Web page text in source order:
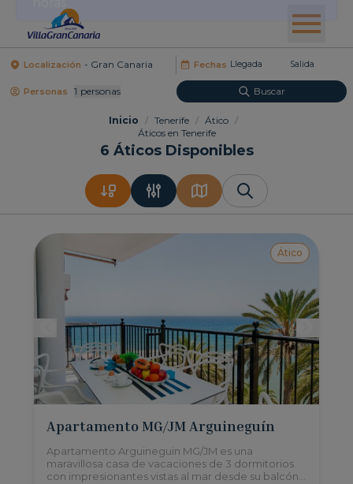
Localización Fechas
Personas 1 Personas Buscar
Inicio / Tenerife / Ático /
Áticos en Tenerife
6 Áticos Disponibles
Ático
Apartamento MG/JM Arguineguín
Apartamento Arguineguin MG/JM es una
maravillosa casa de vacaciones de 3 dormitorios
con impresionantes vistas al mar desde su balcón,